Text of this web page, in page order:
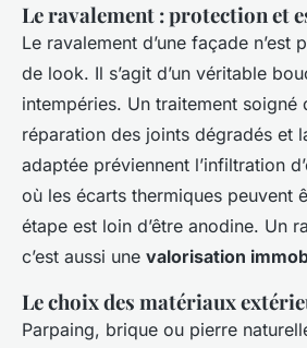
Le ravalement : protection et
Le ravalement d’une façade n’est
de look. Il s’agit d’un véritable
intempéries. Un traitement soigné
réparation des joints dégradés et
adaptée préviennent l’infiltration
où les écarts thermiques peuvent
étape est loin d’être anodine. Un
c’est aussi une valorisation
Le choix des matériaux
Parpaing, brique ou pierre